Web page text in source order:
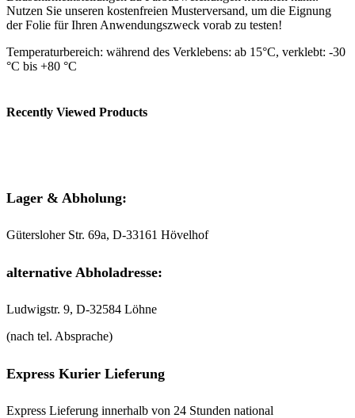
Nutzen Sie unseren kostenfreien Musterversand, um die Eignung
der Folie für Ihren Anwendungszweck vorab zu testen!
Temperaturbereich: während des Verklebens: ab 15°C, verklebt: -30
°C bis +80 °C
Recently Viewed Products
Lager & Abholung:
Gütersloher Str. 69a, D-33161 Hövelhof
alternative Abholadresse:
Ludwigstr. 9, D-32584 Löhne
(nach tel. Absprache)
Express Kurier Lieferung
Express Lieferung innerhalb von 24 Stunden national